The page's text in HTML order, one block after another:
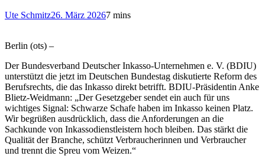
Ute Schmitz26. März 20267 mins
Berlin (ots) –
Der Bundesverband Deutscher Inkasso-Unternehmen e. V. (BDIU)
unterstützt die jetzt im Deutschen Bundestag diskutierte Reform des
Berufsrechts, die das Inkasso direkt betrifft. BDIU-Präsidentin Anke
Blietz-Weidmann: „Der Gesetzgeber sendet ein auch für uns
wichtiges Signal: Schwarze Schafe haben im Inkasso keinen Platz.
Wir begrüßen ausdrücklich, dass die Anforderungen an die
Sachkunde von Inkassodienstleistern hoch bleiben. Das stärkt die
Qualität der Branche, schützt Verbraucherinnen und Verbraucher
und trennt die Spreu vom Weizen.“